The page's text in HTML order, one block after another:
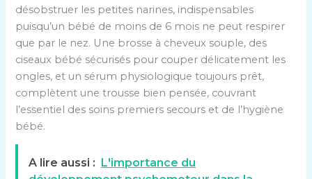
désobstruer les petites narines, indispensables
puisqu’un bébé de moins de 6 mois ne peut respirer
que par le nez. Une brosse à cheveux souple, des
ciseaux bébé sécurisés pour couper délicatement les
ongles, et un sérum physiologique toujours prêt,
complètent une trousse bien pensée, couvrant
l’essentiel des soins premiers secours et de l’hygiène
bébé.
A lire aussi : L'importance du